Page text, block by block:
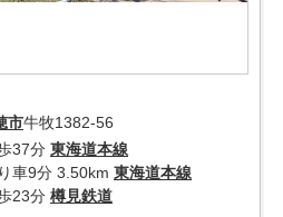
市牛牧1382-56
37分 東海道本線
車9分 3.50km 東海道本線
23分 樽見鉄道